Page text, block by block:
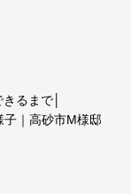
るまで│
｜高砂市M様邸